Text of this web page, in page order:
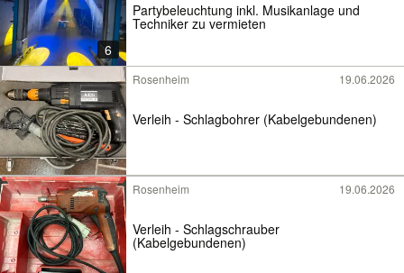
6
Partybeleuchtung inkl. Musikanlage und
Techniker zu vermieten
Rosenheim 19.06.2026
Verleih - Schlagbohrer (Kabelgebundenen)
Rosenheim 19.06.2026
Verleih - Schlagschrauber
(Kabelgebundenen)